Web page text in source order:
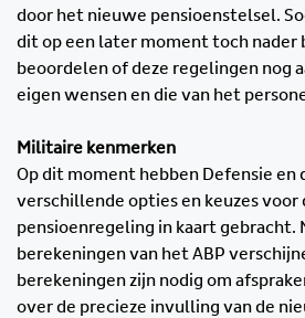
door het nieuwe pensioenstelsel.
dit op een later moment toch nader
beoordelen of deze regelingen nog
eigen wensen en die van het
Militaire kenmerken
Op dit moment hebben Defensie en
verschillende opties en keuzes voor
pensioenregeling in kaart gebracht.
berekeningen van het ABP
berekeningen zijn nodig om
over de precieze invulling van de